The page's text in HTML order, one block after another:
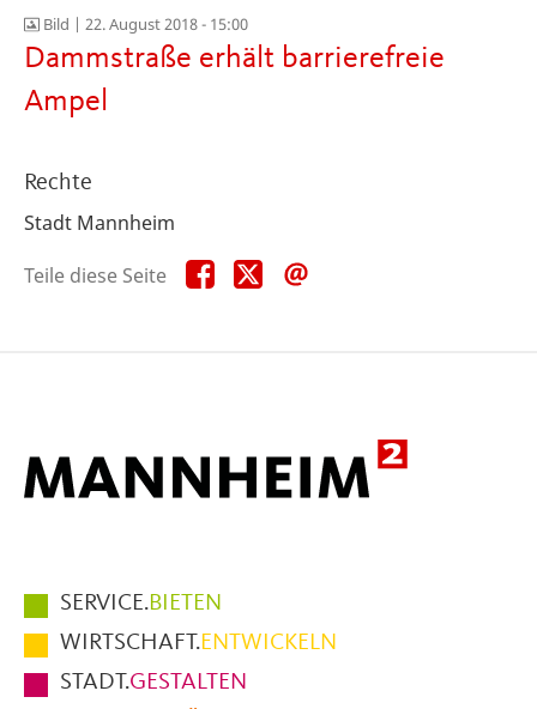
Bild | 22. August 2018 - 15:00
Dammstraße erhält barrierefreie
Ampel
Rechte
Stadt Mannheim
Teile diese Seite
Teile
diese
Teile
diese
Hauptmenüpunkte
im
Fußbereich
der
SERVICE.BIETEN
WIRTSCHAFT.ENTWICKELN
STADT.GESTALTEN